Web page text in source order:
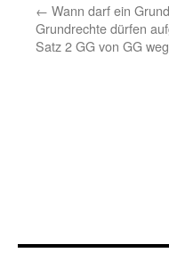
← Wann darf ein
Grundrechte dürfen
Satz 2 GG von GG